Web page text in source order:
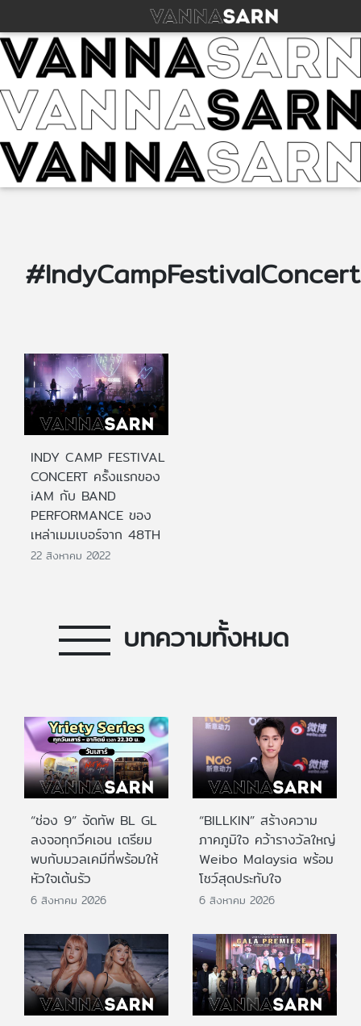
#IndyCampFestivalConcert
INDY CAMP FESTIVAL
CONCERT ครั้งแรกของ
iAM กับ BAND
PERFORM​ANCE ของ
เหล่าเมมเบอร์จาก 48TH
22 สิงหาคม 2022
บทความทั้งหมด
“ช่อง 9” จัดทัพ BL GL
ลงจอทุกวีคเอน เตรียม
พบกับมวลเคมีที่พร้อมให้
หัวใจเต้นรัว
6 สิงหาคม 2026
“BILLKIN” สร้างความ
ภาคภูมิใจ คว้ารางวัลใหญ่
Weibo Malaysia พร้อม
โชว์สุดประทับใจ
6 สิงหาคม 2026